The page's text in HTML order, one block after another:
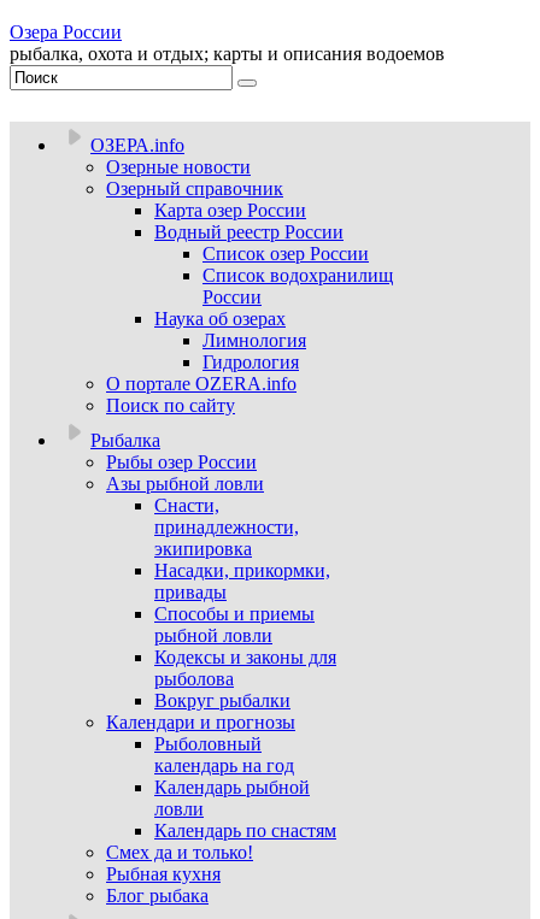
Озера России
рыбалка, охота и отдых; карты и описания водоемов
ОЗЕРА.info
Озерные новости
Озерный справочник
Карта озер России
Водный реестр России
Список озер России
Список водохранилищ
России
Наука об озерах
Лимнология
Гидрология
О портале OZERA.info
Поиск по сайту
Рыбалка
Рыбы озер России
Азы рыбной ловли
Снасти,
принадлежности,
экипировка
Насадки, прикормки,
привады
Способы и приемы
рыбной ловли
Кодексы и законы для
рыболова
Вокруг рыбалки
Календари и прогнозы
Рыболовный
календарь на год
Календарь рыбной
ловли
Календарь по снастям
Смех да и только!
Рыбная кухня
Блог рыбака